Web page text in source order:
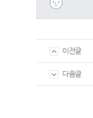
이전글
다음글